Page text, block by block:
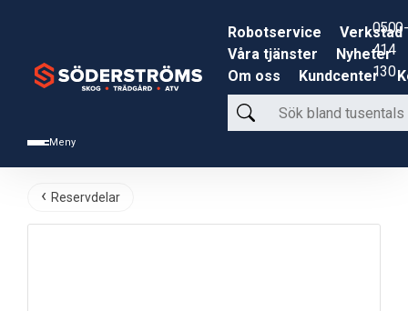
Meny
Robotservice
Verkstad
Våra tjänster
Nyheter
Om oss
Kundcenter
Sök
bland
produkter
0500-
414
130
Reservdelar